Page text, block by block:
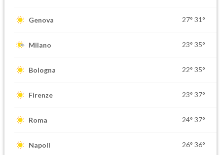
Genova 27° 31°
Milano 23° 35°
Bologna 22° 35°
Firenze 23° 37°
Roma 24° 37°
Napoli 26° 36°